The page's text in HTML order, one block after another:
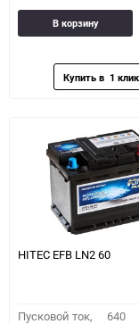
В корзину
HITEC EFB LN2 60
Пусковой ток, 640